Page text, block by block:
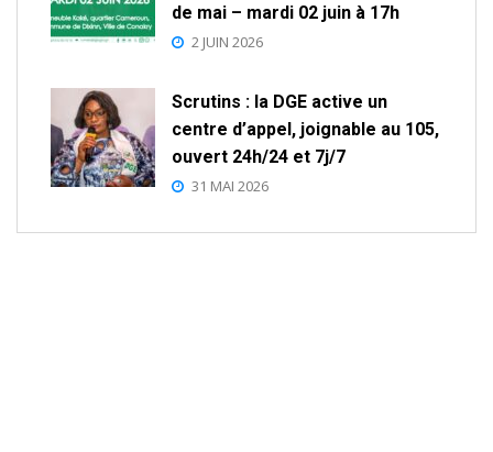
de mai – mardi 02 juin à 17h
2 JUIN 2026
Scrutins : la DGE active un
centre d’appel, joignable au 105,
ouvert 24h/24 et 7j/7
31 MAI 2026